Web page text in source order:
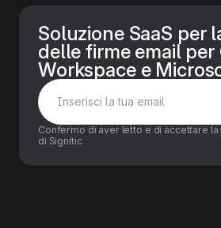
Soluzione SaaS per
delle firme email per
Workspace e
Confermo di aver letto e di accettare la
di Signitic